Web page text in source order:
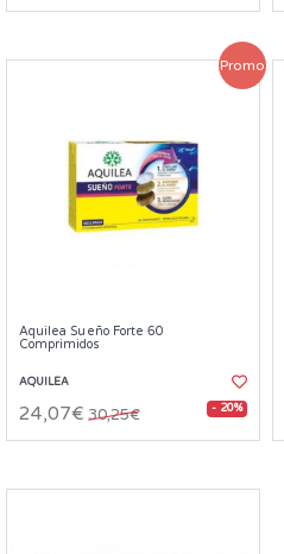
Promo
Aquilea Sueño Forte 60
Comprimidos
AQUILEA
24,07€ 30,25€ - 20%